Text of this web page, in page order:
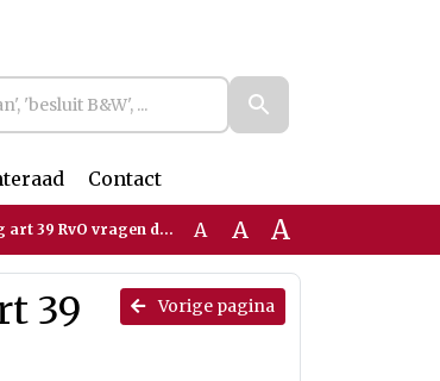
Contact
vragen drijvende woningen A A A
Vorige pagina
39